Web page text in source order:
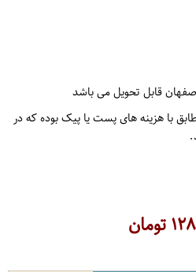
قابل تحویل می باشد
با هزینه های پست یا پیک بوده که در
تومان